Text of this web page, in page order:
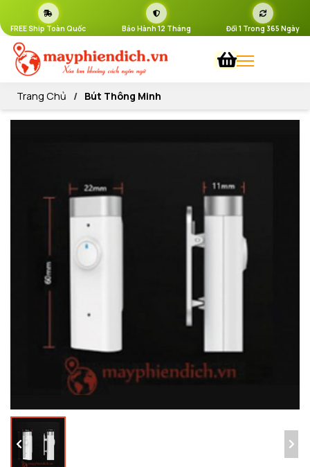
FREE Ship Toàn Quốc Bảo Hành 12 Tháng Đổi 1 Trong 365 Ngày
Trang Chủ Bút Thông Minh